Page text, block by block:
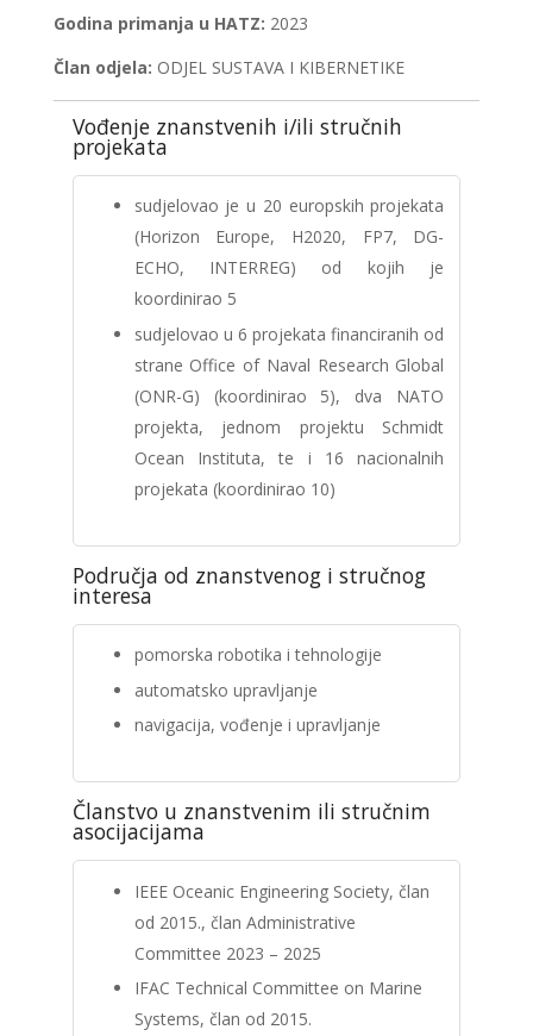
Godina primanja u HATZ: 2023
Član odjela: ODJEL SUSTAVA I KIBERNETIKE
Vođenje znanstvenih i/ili stručnih
projekata
sudjelovao je u 20 europskih projekata
(Horizon Europe, H2020, FP7, DG-
ECHO, INTERREG) od kojih je
koordinirao 5
sudjelovao u 6 projekata financiranih od
strane Office of Naval Research Global
(ONR-G) (koordinirao 5), dva NATO
projekta, jednom projektu Schmidt
Ocean Instituta, te i 16 nacionalnih
projekata (koordinirao 10)
Područja od znanstvenog i stručnog
interesa
pomorska robotika i tehnologije
automatsko upravljanje
navigacija, vođenje i upravljanje
Članstvo u znanstvenim ili stručnim
asocijacijama
IEEE Oceanic Engineering Society, član
od 2015., član Administrative
Committee 2023 – 2025
IFAC Technical Committee on Marine
Systems, član od 2015.